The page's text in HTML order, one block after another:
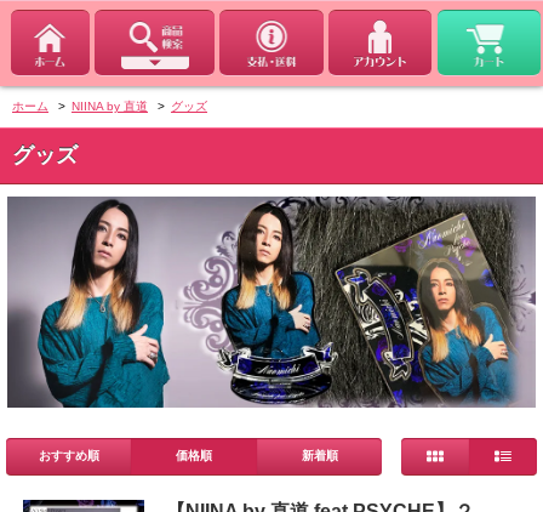
ホーム > NIINA by 直道 > グッズ
グッズ
おすすめ順 価格順 新着順